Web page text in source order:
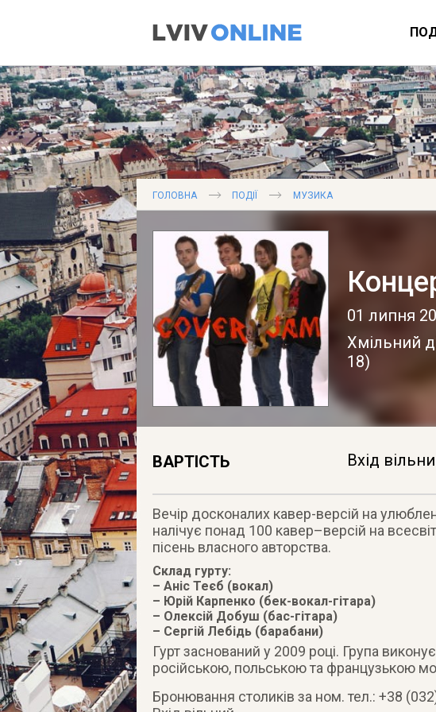
ГОЛОВНА ПОДІЇ МУЗИКА
01 липня
Хмільний
18)
ВАРТІСТЬ Вхід
Вечір досконалих кавер-версій на
налічує понад 100 кавер–версій на
пісень власного авторства.
Склад гурту:
– Аніс Теєб (вокал)
– Юрій Карпенко (бек-вокал-гітара)
– Олексій Добуш (бас-гітара)
– Сергій Лебідь (барабани)
Гурт заснований у 2009 році. Група
російською, польською та французькою
Бронювання столиків за ном. тел.: +38